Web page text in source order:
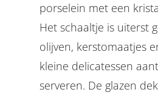
porselein met een
Het schaaltje is uiterst
olijven, kerstomaatjes
kleine delicatessen
serveren. De glazen